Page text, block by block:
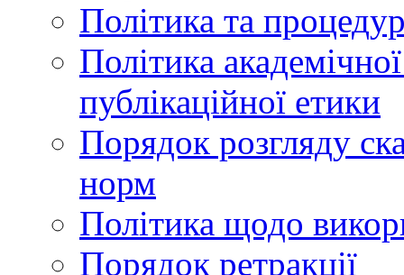
Політика та
Політика
публікаційної етики
Порядок розгляду
норм
Політика щодо
Порядок ретракції